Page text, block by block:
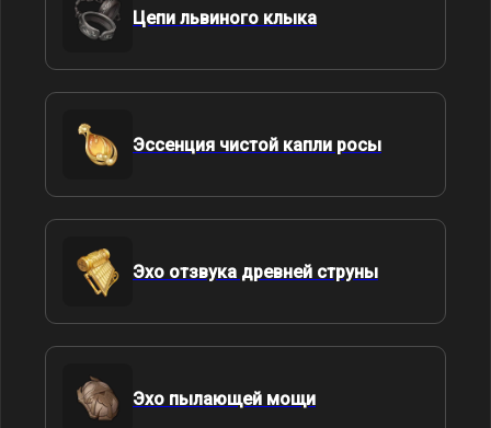
Цепи львиного клыка
Эссенция чистой капли росы
Эхо отзвука древней струны
Эхо пылающей мощи